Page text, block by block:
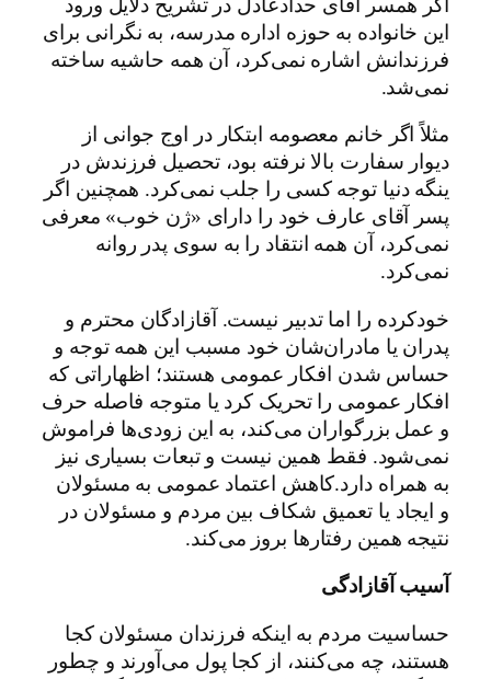
اگر همسر آقای حدادعادل در تشریح دلایل ورود
این خانواده به حوزه اداره مدرسه، به نگرانی برای
فرزندانش اشاره نمی‌کرد، آن همه حاشیه ساخته
نمی‌شد.
مثلاً اگر خانم معصومه ابتکار در اوج جوانی از
دیوار سفارت بالا نرفته بود، تحصیل فرزندش در
ینگه دنیا توجه کسی را جلب نمی‌کرد. همچنین اگر
پسر آقای عارف خود را دارای «ژن خوب» معرفی
نمی‌کرد، آن همه انتقاد را به سوی پدر روانه
نمی‌کرد.
خودکرده را اما تدبیر نیست. آقازادگان محترم و
پدران یا مادران‌شان خود مسبب این همه توجه و
حساس شدن افکار عمومی هستند؛ اظهاراتی که
افکار عمومی را تحریک کرد یا متوجه فاصله حرف
و عمل بزرگواران می‌کند، به این زودی‌ها فراموش
نمی‌شود. فقط همین نیست و تبعات بسیاری نیز
به همراه دارد.کاهش اعتماد عمومی به مسئولان
و ایجاد یا تعمیق شکاف بین مردم و مسئولان در
نتیجه همین رفتارها بروز می‌کند.
آسیب آقازادگی
حساسیت مردم به اینکه فرزندان مسئولان کجا
هستند، چه می‌کنند، از کجا پول می‌آورند و چطور